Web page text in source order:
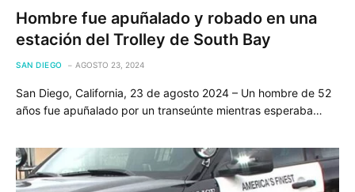
Hombre fue apuñalado y robado en una
estación del Trolley de South Bay
SAN DIEGO AGOSTO 23, 2024
San Diego, California, 23 de agosto 2024 – Un hombre de 52
años fue apuñalado por un transeúnte mientras esperaba…